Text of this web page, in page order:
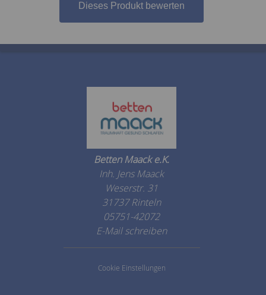
Dieses Produkt bewerten
Betten Maack e.K.
Inh. Jens Maack
Weserstr. 31
31737 Rinteln
05751-42072
E-Mail schreiben
Cookie Einstellungen